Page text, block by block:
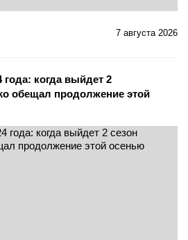
7 августа 2026
когда выйдет 2
обещал продолжение этой